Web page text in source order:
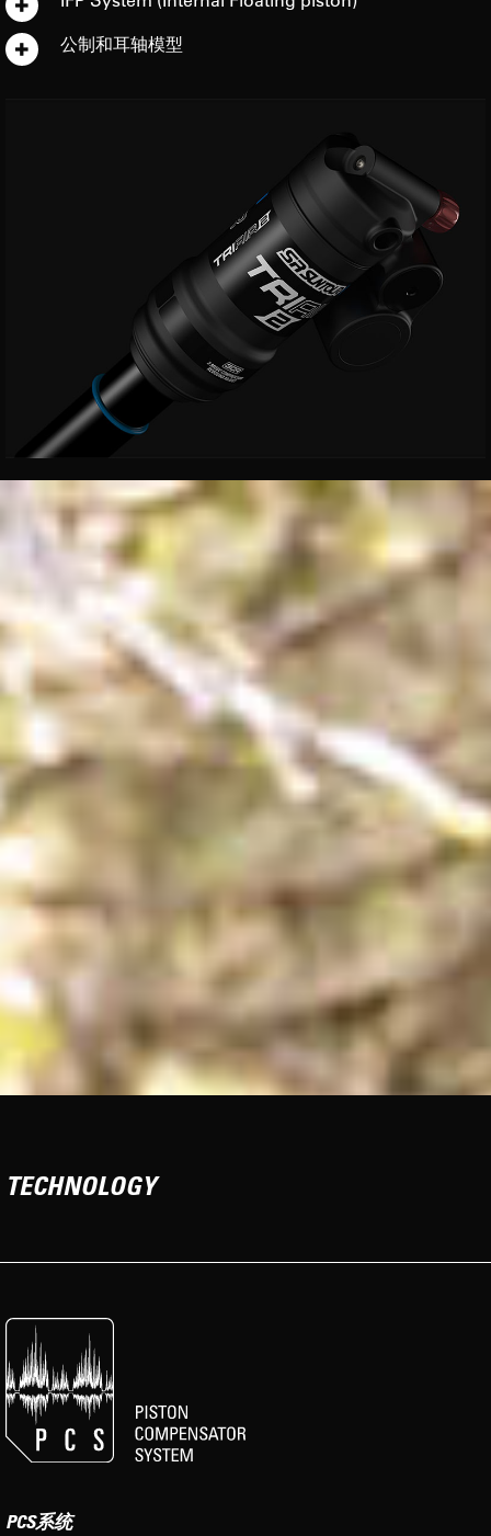
公制和耳轴模型
TECHNOLOGY
PCS系统